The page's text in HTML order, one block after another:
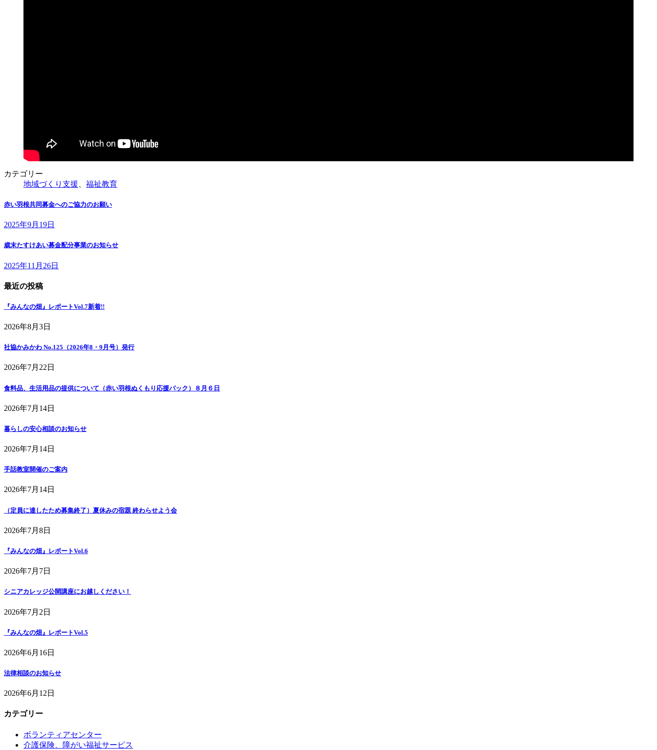
カテゴリー
地域づくり支援
福祉教育
赤い羽根共同募金へのご協力のお願い
2025年9月19日
歳末たすけあい募金配分事業のお知らせ
2025年11月26日
最近の投稿
『みんなの畑』レポートVol.7新着!!
2026年8月3日
社協かみかわ No.125（2026年8・9月号）発行
2026年7月22日
食料品、生活用品の提供について（赤い羽根ぬくもり応援パック）８月６日
2026年7月14日
暮らしの安心相談のお知らせ
2026年7月14日
手話教室開催のご案内
2026年7月14日
（定員に達したため募集終了）夏休みの宿題 終わらせよう会
2026年7月8日
『みんなの畑』レポートVol.6
2026年7月7日
シニアカレッジ公開講座にお越しください！
2026年7月2日
『みんなの畑』レポートVol.5
2026年6月16日
法律相談のお知らせ
2026年6月12日
カテゴリー
ボランティアセンター
介護保険、障がい福祉サービス